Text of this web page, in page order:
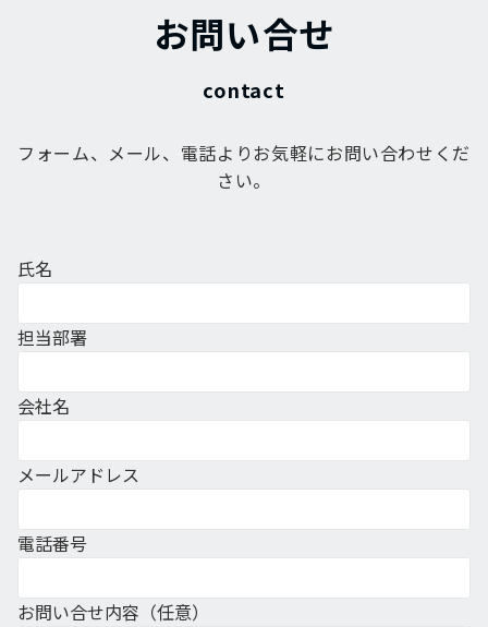
お問い合せ
フォーム、メール、電話よりお気軽にお問い合わせくだ
さい。
氏名
担当部署
会社名
メールアドレス
電話番号
お問い合せ内容（任意）